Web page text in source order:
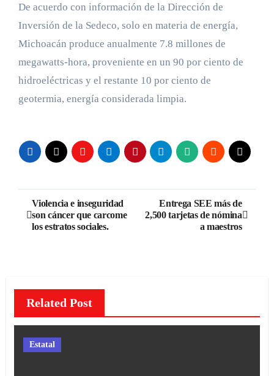
De acuerdo con información de la Dirección de
Inversión de la Sedeco, solo en materia de energía,
Michoacán produce anualmente 7.8 millones de
megawatts-hora, proveniente en un 90 por ciento de
hidroeléctricas y el restante 10 por ciento de
geotermia, energía considerada limpia.
Navegación
de
Violencia e inseguridad
son cáncer que carcome
los estratos sociales.
Entrega SEE más de
2,500 tarjetas de nómina
a maestros
Related Post
Estatal